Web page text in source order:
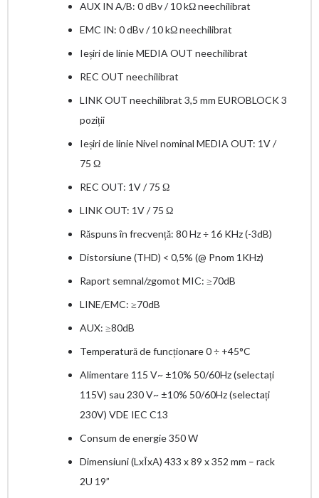
AUX IN A/B: 0 dBv / 10 kΩ neechilibrat
EMC IN: 0 dBv / 10 kΩ neechilibrat
Ieșiri de linie MEDIA OUT neechilibrat
REC OUT neechilibrat
LINK OUT neechilibrat 3,5 mm EUROBLOCK 3
poziții
Ieșiri de linie Nivel nominal MEDIA OUT: 1V /
75 Ω
REC OUT: 1V / 75 Ω
LINK OUT: 1V / 75 Ω
Răspuns în frecvență: 80 Hz ÷ 16 KHz (-3dB)
Distorsiune (THD) < 0,5% (@ Pnom 1KHz)
Raport semnal/zgomot MIC: ≥70dB
LINE/EMC: ≥70dB
AUX: ≥80dB
Temperatură de funcționare 0 ÷ +45°C
Alimentare 115 V~ ±10% 50/60Hz (selectați
115V) sau 230 V~ ±10% 50/60Hz (selectați
230V) VDE IEC C13
Consum de energie 350 W
Dimensiuni (LxÎxA) 433 x 89 x 352 mm – rack
2U 19”